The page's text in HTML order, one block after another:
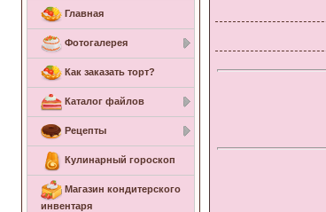
Главная
Фотогалерея
Как заказать торт?
Каталог файлов
Рецепты
Кулинарный гороскоп
Магазин кондитерского
инвентаря